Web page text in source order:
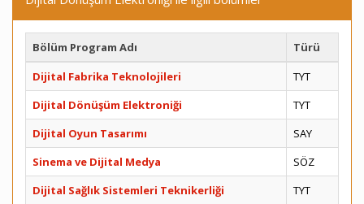
Bölüm Program Adı
Türü
Dijital Fabrika Teknolojileri
TYT
Dijital Dönüşüm Elektroniği
TYT
Dijital Oyun Tasarımı
SAY
Sinema ve Dijital Medya
SÖZ
Dijital Sağlık Sistemleri Teknikerliği
TYT